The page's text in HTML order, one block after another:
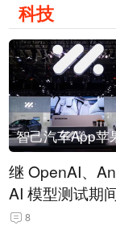
科技
继 OpenAI、
AI 模型测试期
8